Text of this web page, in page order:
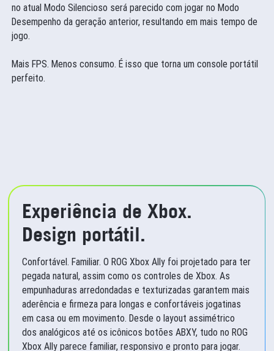
no atual Modo Silencioso será parecido com jogar no Modo
Desempenho da geração anterior, resultando em mais tempo de
jogo.
Mais FPS. Menos consumo. É isso que torna um console portátil
perfeito.
Experiência de Xbox.
Design portátil.
Confortável. Familiar. O ROG Xbox Ally foi projetado para ter
pegada natural, assim como os controles de Xbox. As
empunhaduras arredondadas e texturizadas garantem mais
aderência e firmeza para longas e confortáveis jogatinas
em casa ou em movimento. Desde o layout assimétrico
dos analógicos até os icônicos botões ABXY, tudo no ROG
Xbox Ally parece familiar, responsivo e pronto para jogar.